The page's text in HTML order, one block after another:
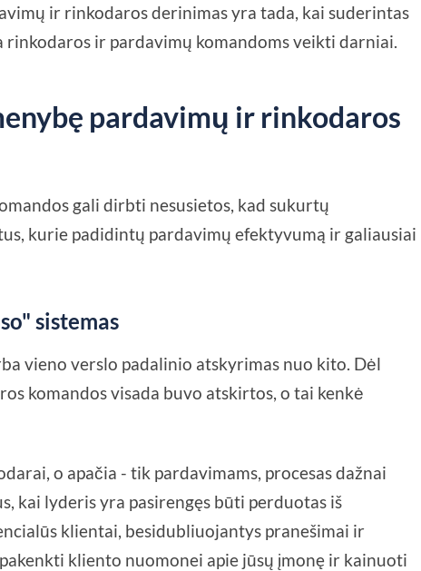
ir rinkodaros derinimas yra tada, kai suderintas
ir pardavimų komandoms veikti darniai.
pardavimų ir rinkodaros
gali dirbti nesusietos, kad sukurtų
kurie padidintų pardavimų efektyvumą ir galiausiai
sistemas
vieno verslo padalinio atskyrimas nuo kito. Dėl
komandos visada buvo atskirtos, o tai kenkė
o apačia - tik pardavimams, procesas dažnai
kai lyderis yra pasirengęs būti perduotas iš
klientai, besidubliuojantys pranešimai ir
kliento nuomonei apie jūsų įmonę ir kainuoti